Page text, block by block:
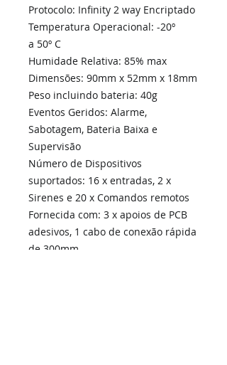
Protocolo: Infinity 2 way Encriptado
Temperatura Operacional: -20º
a 50º C
Humidade Relativa: 85% max
Dimensões: 90mm x 52mm x 18mm
Peso incluindo bateria: 40g
Eventos Geridos: Alarme,
Sabotagem, Bateria Baixa e
Supervisão
Número de Dispositivos
suportados: 16 x entradas, 2 x
Sirenes e 20 x Comandos remotos
Fornecida com: 3 x apoios de PCB
adesivos, 1 cabo de conexão rápida
de 300mm